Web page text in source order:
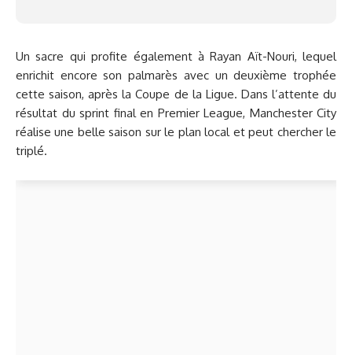
Un sacre qui profite également à Rayan Aït-Nouri, lequel
enrichit encore son palmarès avec un deuxième trophée
cette saison, après la Coupe de la Ligue. Dans l’attente du
résultat du sprint final en Premier League, Manchester City
réalise une belle saison sur le plan local et peut chercher le
triplé.